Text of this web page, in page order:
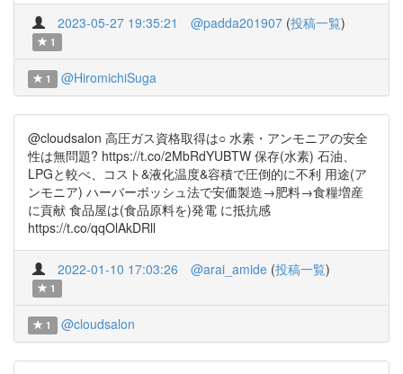
2023-05-27 19:35:21 @padda201907 (投稿一覧)
1
1 @HiromichiSuga
@cloudsalon 高圧ガス資格取得は○ 水素・アンモニアの安全
性は無問題? https://t.co/2MbRdYUBTW 保存(水素) 石油、
LPGと較べ、コスト&液化温度&容積で圧倒的に不利 用途(ア
ンモニア) ハーバーボッシュ法で安価製造→肥料→食糧増産
に貢献 食品屋は(食品原料を)発電 に抵抗感
https://t.co/qqOlAkDRll
2022-01-10 17:03:26 @arai_amide (投稿一覧)
1
1 @cloudsalon